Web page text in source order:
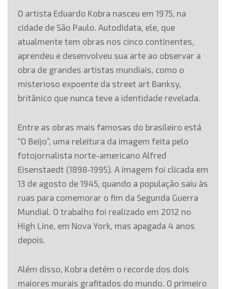
O artista Eduardo Kobra nasceu em 1975, na
cidade de São Paulo. Autodidata, ele, que
atualmente tem obras nos cinco continentes,
aprendeu e desenvolveu sua arte ao observar a
obra de grandes artistas mundiais, como o
misterioso expoente da street art Banksy,
britânico que nunca teve a identidade revelada.
Entre as obras mais famosas do brasileiro está
“O Beijo”, uma releitura da imagem feita pelo
fotojornalista norte-americano Alfred
Eisenstaedt (1898-1995). A imagem foi clicada em
13 de agosto de 1945, quando a população saiu às
ruas para comemorar o fim da Segunda Guerra
Mundial. O trabalho foi realizado em 2012 no
High Line, em Nova York, mas apagada 4 anos
depois.
Além disso, Kobra detém o recorde dos dois
maiores murais grafitados do mundo. O primeiro